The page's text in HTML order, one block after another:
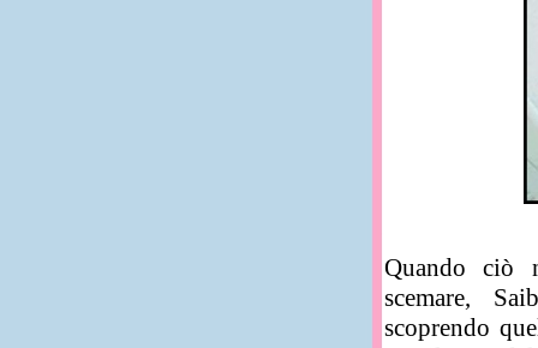
Quando ciò
scemare,
scoprendo